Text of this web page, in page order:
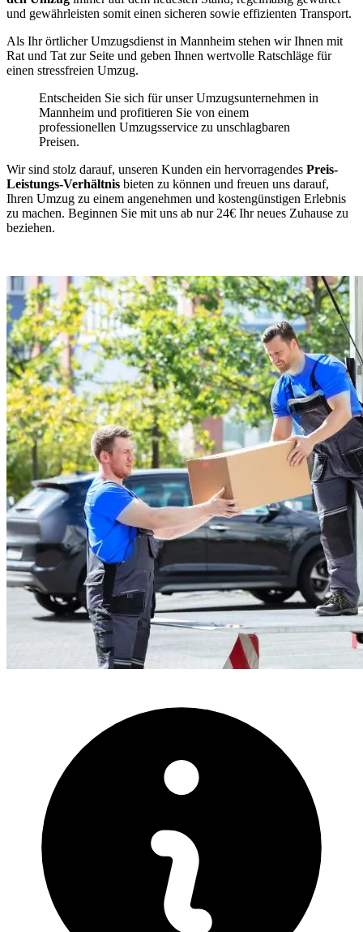
und gewährleisten somit einen sicheren sowie effizienten Transport.
Als Ihr örtlicher Umzugsdienst in Mannheim stehen wir Ihnen mit
Rat und Tat zur Seite und geben Ihnen wertvolle Ratschläge für
einen stressfreien Umzug.
Entscheiden Sie sich für unser Umzugsunternehmen in
Mannheim und profitieren Sie von einem
professionellen Umzugsservice zu unschlagbaren
Preisen.
Wir sind stolz darauf, unseren Kunden ein hervorragendes Preis-
Leistungs-Verhältnis bieten zu können und freuen uns darauf,
Ihren Umzug zu einem angenehmen und kostengünstigen Erlebnis
zu machen. Beginnen Sie mit uns ab nur 24€ Ihr neues Zuhause zu
beziehen.